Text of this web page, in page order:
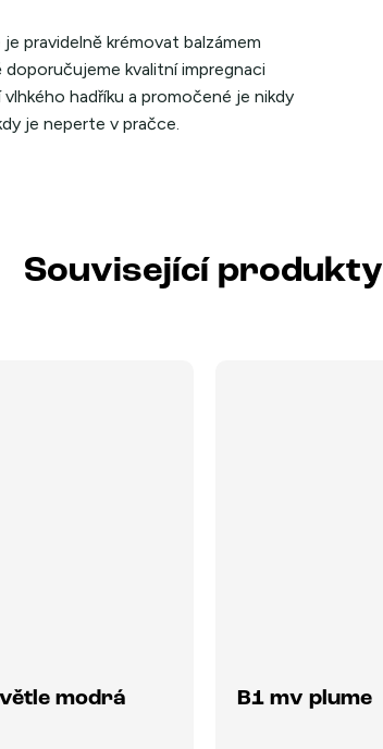
pravidelně krémovat balzámem
kvalitní impregnaci
hadříku a promočené je nikdy
je neperte v pračce.
Související produkty
modrá B1 mv plume